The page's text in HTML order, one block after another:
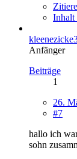
Inhalt
Anfänger
Beiträge
1
26.
#7
hallo ich
sohn